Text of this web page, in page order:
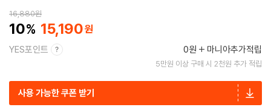
16,880원
10 15,190
YES포인트 0원 마니아추가적립
5만원 이상 구매 시 2천원 추가 적립
사용 가능한 쿠폰 받기